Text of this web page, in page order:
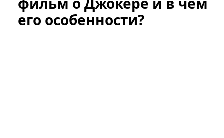
его особенности?